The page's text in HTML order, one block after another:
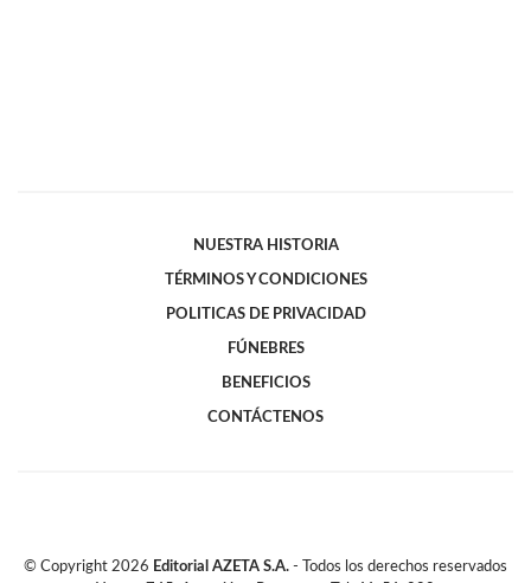
NUESTRA HISTORIA
TÉRMINOS Y CONDICIONES
POLITICAS DE PRIVACIDAD
FÚNEBRES
BENEFICIOS
CONTÁCTENOS
© Copyright 2026 Editorial AZETA S.A. - Todos los derechos reservados